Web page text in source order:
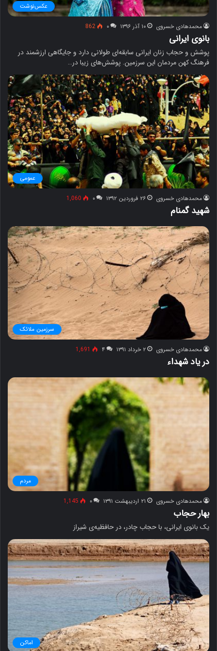
عکس‌نوشت
محمدهادی خسروی ۱۰ آذر ۱۳۹۶ ۰ 862
بانوی ایرانی
پوشش و حجاب زنان ایرانی سابقه‌ای طولانی دارد و جایگاهی ارزشمند در
فرهنگ کهن مردمان این سرزمین. پوشش‌های زیبا در…
عمومی
محمدهادی خسروی ۲۶ فروردین ۱۳۹۲ ۰ 1,060
شهید گمنام
سرزمین ملائک
محمدهادی خسروی ۲ خرداد ۱۳۹۱ ۴ 1,691
در یاد شهداء
مردم
محمدهادی خسروی ۲۱ اردیبهشت ۱۳۹۱ ۰ 1,145
بهار حجاب
یک بانوی ایرانی، با حجاب چادر، در حافظیه‌ی شیراز
اماکن